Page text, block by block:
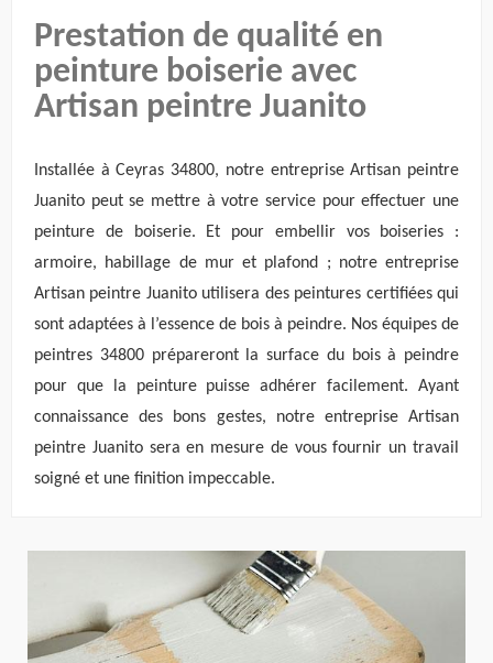
Prestation de qualité en
peinture boiserie avec
Artisan peintre Juanito
Installée à Ceyras 34800, notre entreprise Artisan peintre
Juanito peut se mettre à votre service pour effectuer une
peinture de boiserie. Et pour embellir vos boiseries :
armoire, habillage de mur et plafond ; notre entreprise
Artisan peintre Juanito utilisera des peintures certifiées qui
sont adaptées à l’essence de bois à peindre. Nos équipes de
peintres 34800 prépareront la surface du bois à peindre
pour que la peinture puisse adhérer facilement. Ayant
connaissance des bons gestes, notre entreprise Artisan
peintre Juanito sera en mesure de vous fournir un travail
soigné et une finition impeccable.